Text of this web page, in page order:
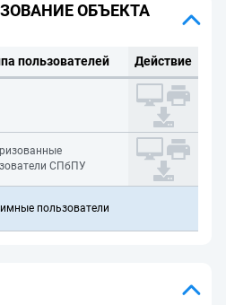
ОБЪЕКТА
пользователей Действие
СПбПУ
пользователи